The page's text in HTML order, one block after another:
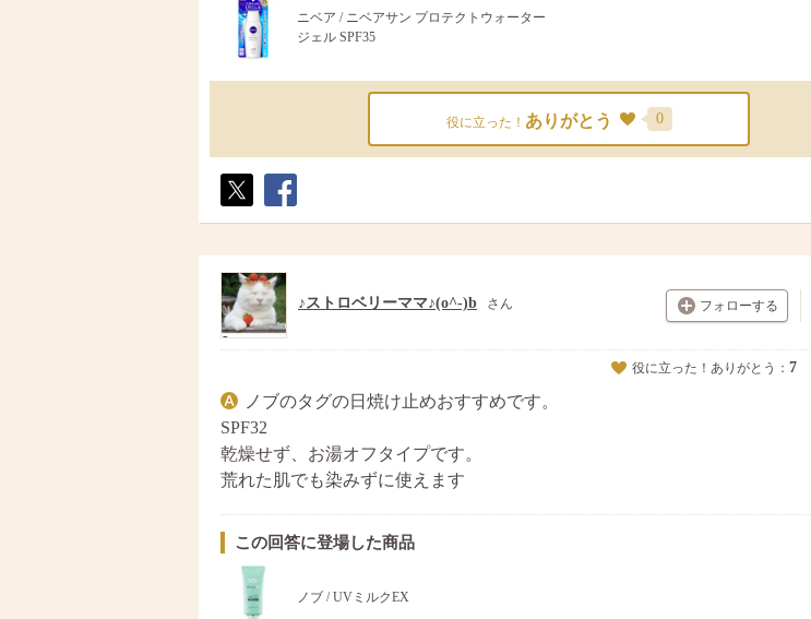
ニベア / ニベアサン プロテクトウォーター
ジェル SPF35
役に立った！ ありがとう 0
ト
ア
フォローする
♪ストロベリーママ♪(o^-)b さん
役に立った！ありがとう： 7
ノブのタグの日焼け止めおすすめです。
SPF32
乾燥せず、お湯オフタイプです。
荒れた肌でも染みずに使えます
この回答に登場した商品
ノブ / UVミルクEX